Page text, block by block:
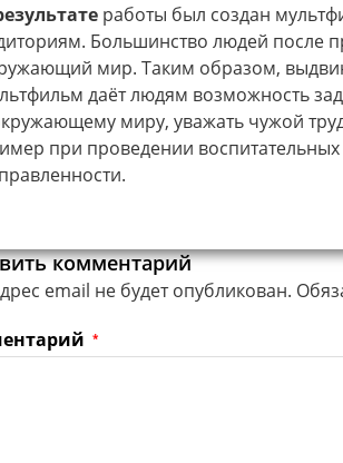
работы был создан
Большинство людей после
мир. Таким образом,
даёт людям возможность
миру, уважать чужой
при проведении
комментарий
email не будет опубликован.
*